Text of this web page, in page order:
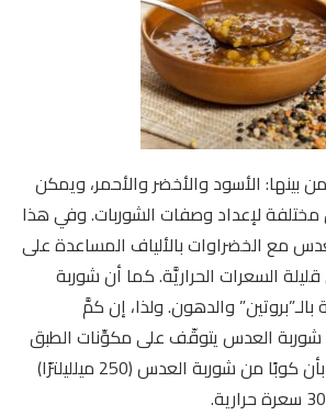
بينها: الأسود والأخضر والأحمر، ويمكن
مختلفة لإعداد وصفات الشوربات. وفي هذا
مع الخضراوات بالألياف المساعدة على
السعرات الحراريَّة. كما أن شوربة
والدهون. ولذا، إن كمَّ
شوربة العدس يتوقّف على مكوِّنات الطبق
وطريقة طهيه. علمًا بأن كوبًا من شوربة العدس (250 ميلليلترًا)